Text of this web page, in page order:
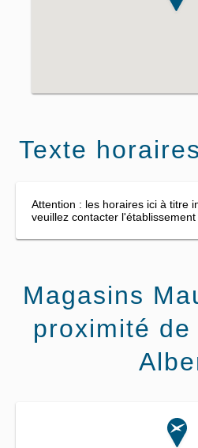
Texte
Attention : les horaires ici à titre
veuillez contacter
Magasins
proximité